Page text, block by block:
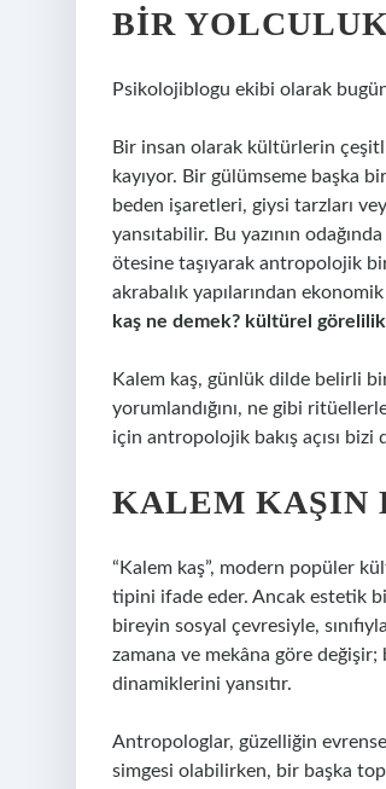
BIR YOLCULUK
Psikolojiblogu ekibi olarak
Bir insan olarak kültürlerin
kayıyor. Bir gülümseme başka
beden işaretleri, giysi tarzları
yansıtabilir. Bu yazının
ötesine taşıyarak antropolojik
akrabalık yapılarından
kaş ne demek? kültürel görelilik
Kalem kaş, günlük dilde belirli
yorumlandığını, ne gibi
için antropolojik bakış açısı
KALEM KAŞIN
“Kalem kaş”, modern popüler
tipini ifade eder. Ancak estetik
bireyin sosyal çevresiyle,
zamana ve mekâna göre
dinamiklerini yansıtır.
Antropologlar, güzelliğin
simgesi olabilirken, bir başka